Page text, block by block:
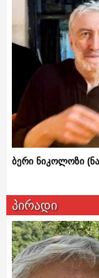
ბერი ნიკოლოზი
პირადი